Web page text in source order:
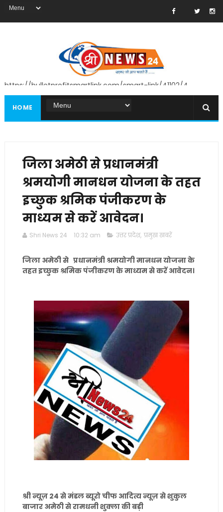
https://bulletprofitsmartlink.com/smart-link/41102/4
HOME
जिला अमेठी से प्रधानमंत्री
श्रमयोगी मानधन योजना के तहत
इच्छुक श्रमिक पंजीकरण के
माध्यम से करें आवेदन।
Shri News 24 10:32 am उत्तर प्रदेश, प्रमुख खबरें
जिला अमेठी से प्रधानमंत्री श्रमयोगी मानधन योजना के
तहत इच्छुक श्रमिक पंजीकरण के माध्यम से करें आवेदन।
श्री न्यूज़ 24 से मंडल ब्यूरो चीफ आदित्य न्यूज़ से शुकुल
बाजार अमेठी से रामधनी शुक्ला की बड़ी